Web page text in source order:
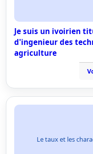
Je suis un ivoirien
d'ingenieur des
agriculture
Le taux et les